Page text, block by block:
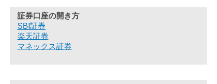
証券口座の開き方
SBI証券
楽天証券
マネックス証券